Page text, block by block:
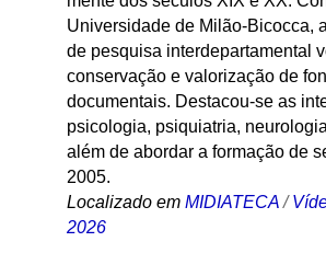
Universidade de Milão-Bicocca,
de pesquisa interdepartamental
conservação e valorização de
documentais. Destacou-se as
psicologia, psiquiatria,
além de abordar a formação de
2005.
Localizado em MIDIATECA /
2026